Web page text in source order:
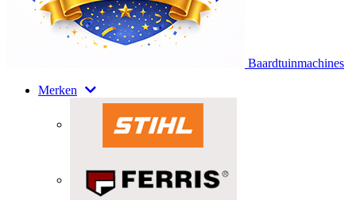
Baardtuinmachines
Merken